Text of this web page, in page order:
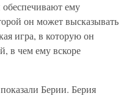
ему
он может высказывать
игра, в которую он
в чем ему вскоре
Берии. Берия